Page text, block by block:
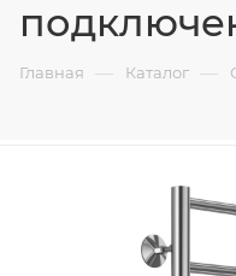
Главная — Каталог —